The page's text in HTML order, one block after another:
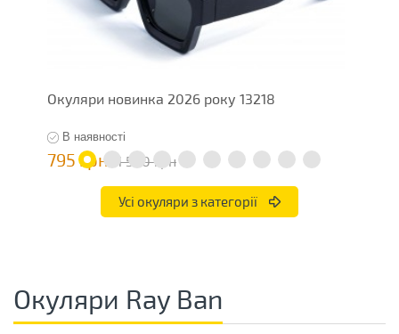
Окуляри новинка 2026 року 13218
В наявності
795 грн 1 590 грн
Усі окуляри з категорії
Окуляри Ray Ban